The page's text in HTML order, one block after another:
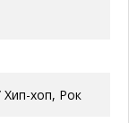
Хип-хоп, Рок